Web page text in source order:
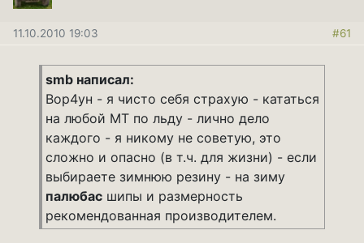
11.10.2010 19:03 #61
smb написал:
Вор4ун - я чисто себя страхую - кататься
на любой МТ по льду - лично дело
каждого - я никому не советую, это
сложно и опасно (в т.ч. для жизни) - если
выбираете зимнюю резину - на зиму
палюбас шипы и размерность
рекомендованная производителем.